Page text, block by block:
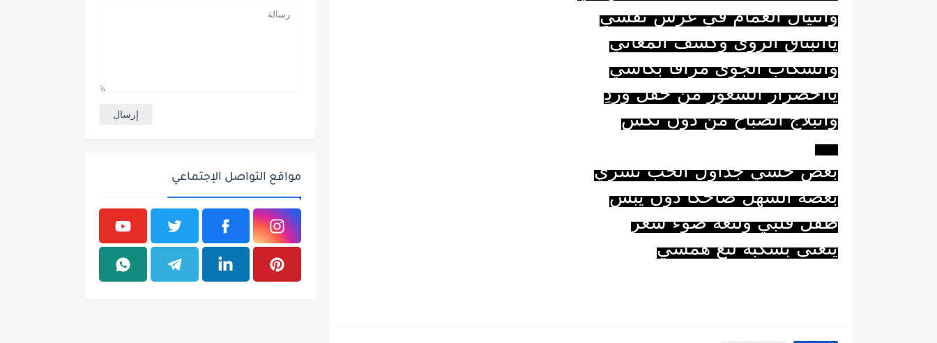
وانثيال الغمام في غرس نفسي
ياانبثاق الرؤى وكشف المعاني
وانسكاب الجوى مراقا بكأسي
يااخضرار الشعور من حقل وردٍ
وانبلاج الصباح من دون نكسِ
***
بعض حسي جداول الحب تسري
بعضه السهل ضاحكا دون يبسِ
طفل قلبي ولثغه ضوء شعرٍ
يتغنى بسكبه لثغ همسي
مواقع التواصل الإجتماعي